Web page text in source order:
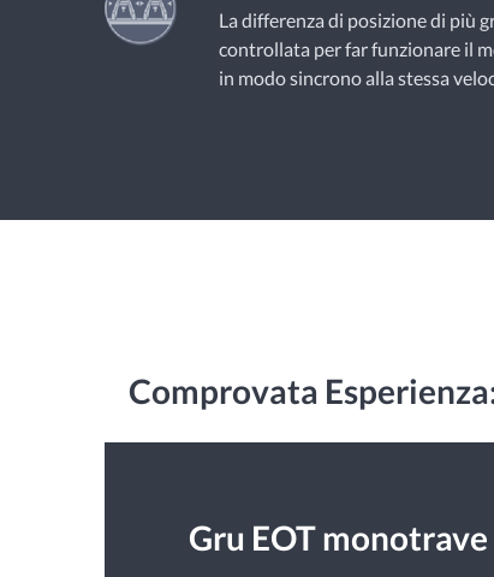
La differenza di posizione di più
controllata per far funzionare il
in modo sincrono alla stessa
Comprovata
Gru EOT